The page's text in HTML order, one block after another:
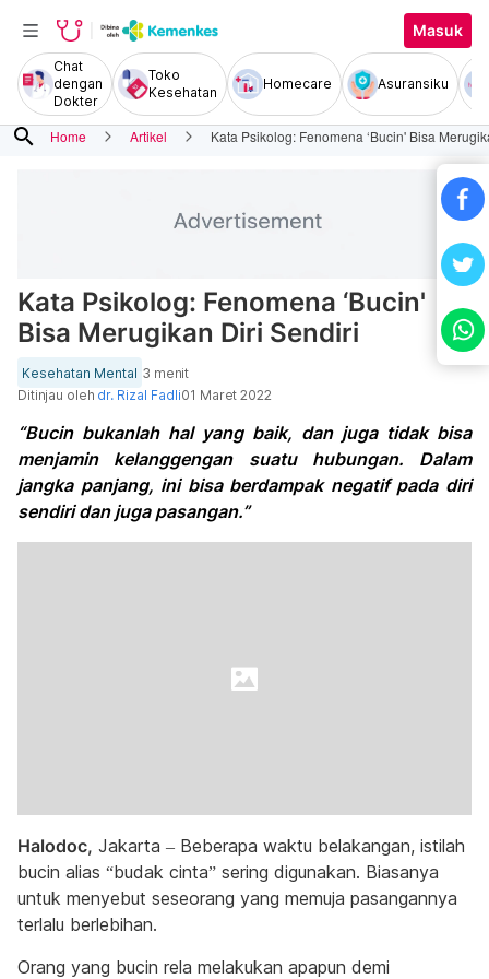
Masuk
Chat
dengan
Dokter
Toko
Kesehatan
Homecare Asuransiku
search Home Artikel Kata Psikolog: Fenomena ‘Bucin' Bisa
Kata Psikolog: Fenomena ‘Bucin'
Bisa Merugikan Diri Sendiri
Kesehatan Mental 3 menit
Ditinjau oleh dr. Rizal Fadli01 Maret 2022
“Bucin bukanlah hal yang baik, dan juga tidak bisa
menjamin kelanggengan suatu hubungan. Dalam
jangka panjang, ini bisa berdampak negatif pada diri
sendiri dan juga pasangan.”
Halodoc, Jakarta – Beberapa waktu belakangan, istilah
bucin alias “budak cinta” sering digunakan. Biasanya
untuk menyebut seseorang yang memuja pasangannya
terlalu berlebihan.
Orang yang bucin rela melakukan apapun demi